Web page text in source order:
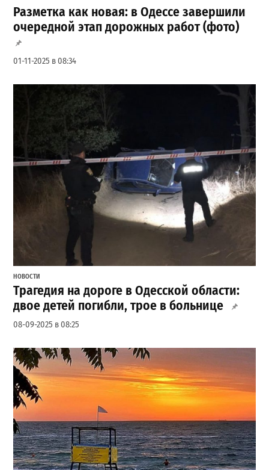
Разметка как новая: в Одессе завершили
очередной этап дорожных работ (фото)
01-11-2025 в 08:34
НОВОСТИ
Трагедия на дороге в Одесской области:
двое детей погибли, трое в больнице
08-09-2025 в 08:25